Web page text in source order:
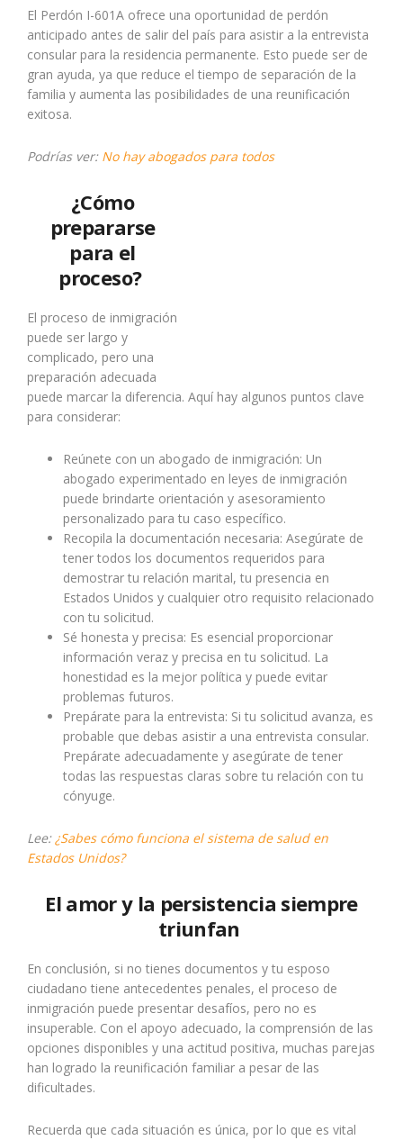
El Perdón I-601A ofrece una oportunidad de perdón
anticipado antes de salir del país para asistir a la entrevista
consular para la residencia permanente. Esto puede ser de
gran ayuda, ya que reduce el tiempo de separación de la
familia y aumenta las posibilidades de una reunificación
exitosa.
Podrías ver: No hay abogados para todos
¿Cómo
prepararse
para el
proceso?
El proceso de inmigración
puede ser largo y
complicado, pero una
preparación adecuada
puede marcar la diferencia. Aquí hay algunos puntos clave
para considerar:
Reúnete con un abogado de inmigración: Un
abogado experimentado en leyes de inmigración
puede brindarte orientación y asesoramiento
personalizado para tu caso específico.
Recopila la documentación necesaria: Asegúrate de
tener todos los documentos requeridos para
demostrar tu relación marital, tu presencia en
Estados Unidos y cualquier otro requisito relacionado
con tu solicitud.
Sé honesta y precisa: Es esencial proporcionar
información veraz y precisa en tu solicitud. La
honestidad es la mejor política y puede evitar
problemas futuros.
Prepárate para la entrevista: Si tu solicitud avanza, es
probable que debas asistir a una entrevista consular.
Prepárate adecuadamente y asegúrate de tener
todas las respuestas claras sobre tu relación con tu
cónyuge.
Lee: ¿Sabes cómo funciona el sistema de salud en
Estados Unidos?
El amor y la persistencia siempre
triunfan
En conclusión, si no tienes documentos y tu esposo
ciudadano tiene antecedentes penales, el proceso de
inmigración puede presentar desafíos, pero no es
insuperable. Con el apoyo adecuado, la comprensión de las
opciones disponibles y una actitud positiva, muchas parejas
han logrado la reunificación familiar a pesar de las
dificultades.
Recuerda que cada situación es única, por lo que es vital